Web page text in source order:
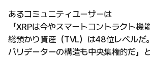
あるコミュニティユーザーは
「XRPは今やスマートコントラクト機
総預かり資産（TVL）は48位レベルだ。
バリデーターの構造も中央集権的だ」と